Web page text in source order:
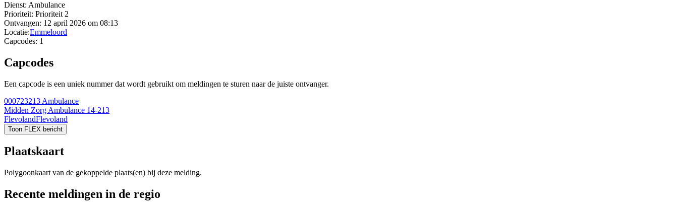
Dienst: Ambulance
Prioriteit: Prioriteit 2
Ontvangen: 12 april 2026 om 08:13
Locatie:Emmeloord
Capcodes: 1
Capcodes
Een capcode is een uniek nummer dat wordt gebruikt om meldingen te sturen naar de juiste ontvanger.
000723213 Ambulance
Midden Zorg Ambulance 14-213
FlevolandFlevoland
Toon FLEX bericht
Plaatskaart
Polygoonkaart van de gekoppelde plaats(en) bij deze melding.
Recente meldingen in de regio